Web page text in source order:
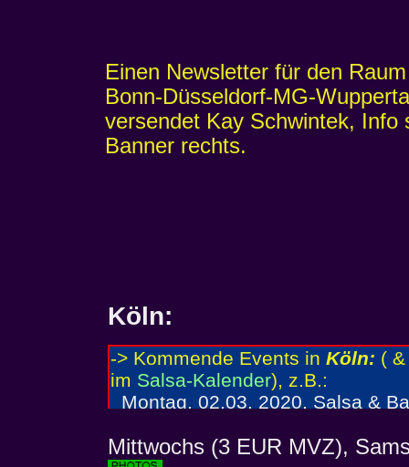
Einen Newsletter für den
Bonn-Düsseldorf-MG-
versendet Kay Schwintek, Info
Banner rechts.
Köln:
Mittwochs (3 EUR MVZ),